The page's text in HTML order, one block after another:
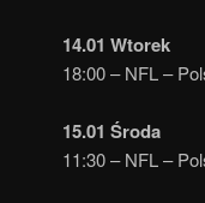
14.01 Wtorek
18:00 – NFL –
15.01 Środa
11:30 – NFL –